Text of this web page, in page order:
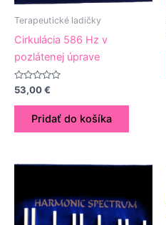
Terapeutické ladičky
Cirkulácia 586 Hz v
pozlátenej úprave
Hodnotenie
0
z
53,00€
Pridať do košíka